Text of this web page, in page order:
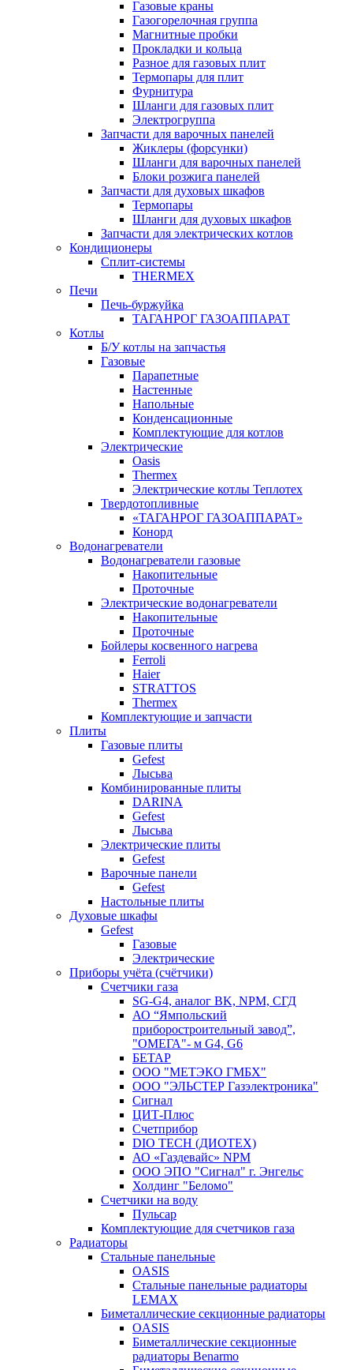
Газовые краны
Газогорелочная группа
Магнитные пробки
Прокладки и кольца
Разное для газовых плит
Термопары для плит
Фурнитура
Шланги для газовых плит
Электрогруппа
Запчасти для варочных панелей
Жиклеры (форсунки)
Шланги для варочных панелей
Блоки розжига панелей
Запчасти для духовых шкафов
Термопары
Шланги для духовых шкафов
Запчасти для электрических котлов
Кондиционеры
Сплит-системы
THERMEX
Печи
Печь-буржуйка
ТАГАНРОГ ГАЗОАППАРАТ
Котлы
Б/У котлы на запчастья
Газовые
Парапетные
Настенные
Напольные
Конденсационные
Комплектующие для котлов
Электрические
Oasis
Thermex
Электрические котлы Теплотех
Твердотопливные
«ТАГАНРОГ ГАЗОАППАРАТ»
Конорд
Водонагреватели
Водонагреватели газовые
Накопительные
Проточные
Электрические водонагреватели
Накопительные
Проточные
Бойлеры косвенного нагрева
Ferroli
Haier
STRATTOS
Thermex
Комплектующие и запчасти
Плиты
Газовые плиты
Gefest
Лысьва
Комбинированные плиты
DARINA
Gefest
Лысьва
Электрические плиты
Gefest
Варочные панели
Gefest
Настольные плиты
Духовые шкафы
Gefest
Газовые
Электрические
Приборы учёта (счётчики)
Счетчики газа
SG-G4, аналог BK, NPM, СГД
АО “Ямпольский
приборостроительный завод”,
"ОМЕГА"- м G4, G6
БЕТАР
ООО "МЕТЭКО ГМБХ"
ООО "ЭЛЬСТЕР Газэлектроника"
Сигнал
ЦИТ-Плюс
Счетприбор
DIO TECH (ДИОТЕХ)
АО «Газдевайс» NPM
ООО ЭПО "Сигнал" г. Энгельс
Холдинг "Беломо"
Счетчики на воду
Пульсар
Комплектующие для счетчиков газа
Радиаторы
Стальные панельные
OASIS
Стальные панельные радиаторы
LEMAX
Биметаллические секционные радиаторы
OASIS
Биметаллические секционные
радиаторы Benarmo